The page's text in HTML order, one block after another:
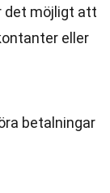
det möjligt att
eller
betalningar